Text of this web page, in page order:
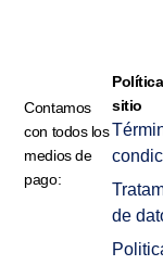
Contamos
con todos los
medios de
pago:
sitio
de